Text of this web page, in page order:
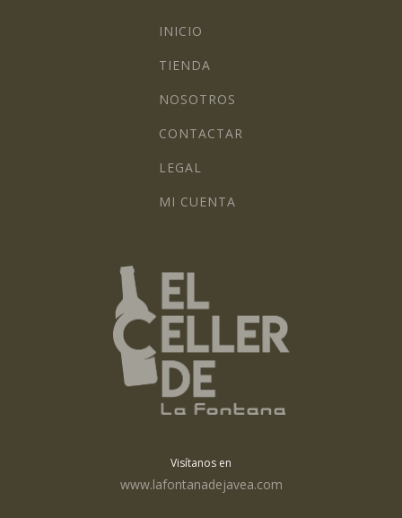
INICIO
TIENDA
NOSOTROS
CONTACTAR
LEGAL
MI CUENTA
Visítanos en
www.lafontanadejavea.com